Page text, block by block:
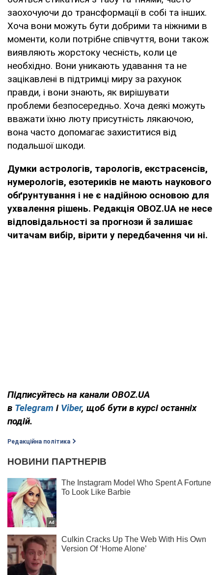
заохочуючи до трансформації в собі та інших.
Хоча вони можуть бути добрими та ніжними в
моменти, коли потрібне співчуття, вони також
виявляють жорстоку чесність, коли це
необхідно. Вони уникають удавання та не
зацікавлені в підтримці миру за рахунок
правди, і вони знають, як вирішувати
проблеми безпосередньо. Хоча деякі можуть
вважати їхню люту присутність лякаючою,
вона часто допомагає захиститися від
подальшої шкоди.
Думки астрологів, тарологів, екстрасенсів,
нумерологів, езотериків не мають наукового
обґрунтування і не є надійною основою для
ухвалення рішень. Редакція OBOZ.UA не несе
відповідальності за прогнози й залишає
читачам вибір, вірити у передбачення чи ні.
Підписуйтесь на канали OBOZ.UA
в Telegram і Viber, щоб бути в курсі останніх
подій.
Редакційна політика